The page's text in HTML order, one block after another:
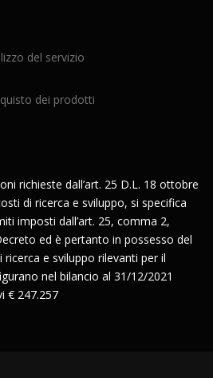
del servizio
dei prodotti
richieste dall’art. 25 D.L. 18 ottobre
di ricerca e sviluppo, si specifica
imposti dall’art. 25, comma 2,
ed è pertanto in possesso del
e sviluppo rilevanti per il
nel bilancio al 31/12/2021
€ 247.257